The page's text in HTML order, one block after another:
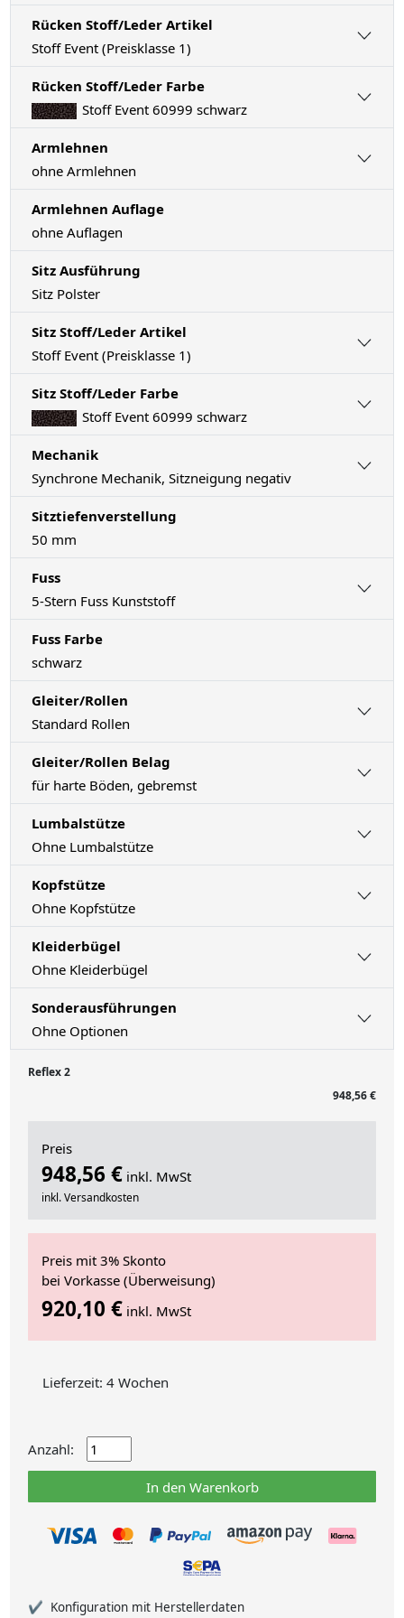
Rücken Stoff/Leder Artikel
Stoff Event (Preisklasse 1)
Rücken Stoff/Leder Farbe
Stoff Event 60999 schwarz
Armlehnen
ohne Armlehnen
Armlehnen Auflage
ohne Auflagen
Sitz Ausführung
Sitz Polster
Sitz Stoff/Leder Artikel
Stoff Event (Preisklasse 1)
Sitz Stoff/Leder Farbe
Stoff Event 60999 schwarz
Mechanik
Synchrone Mechanik, Sitzneigung negativ
Sitztiefenverstellung
50 mm
Fuss
5-Stern Fuss Kunststoff
Fuss Farbe
schwarz
Gleiter/Rollen
Standard Rollen
Gleiter/Rollen Belag
für harte Böden, gebremst
Lumbalstütze
Ohne Lumbalstütze
Kopfstütze
Ohne Kopfstütze
Kleiderbügel
Ohne Kleiderbügel
Sonderausführungen
Ohne Optionen
Reflex 2
948,56 €
Preis
948,56 € inkl. MwSt
inkl. Versandkosten
Preis mit 3% Skonto
bei Vorkasse (Überweisung)
920,10 € inkl. MwSt
Lieferzeit: 4 Wochen
Anzahl:
In den Warenkorb
Konfiguration mit Herstellerdaten